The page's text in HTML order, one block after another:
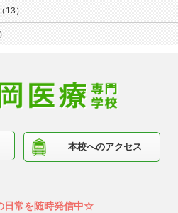
13）
本校へのアクセス
日常を随時発信中☆